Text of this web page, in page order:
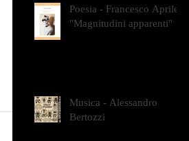
Poesia - Francesco Aprile -
"Magnitudini apparenti"
Musica - Alessandro
Bertozzi